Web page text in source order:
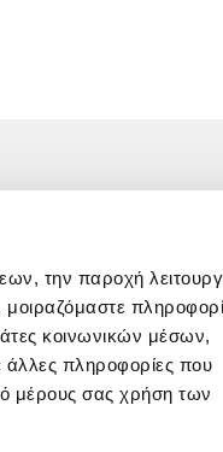
την παροχή
κοινωνικών μέσων,
άλλες πληροφορίες που
μέρους σας χρήση των